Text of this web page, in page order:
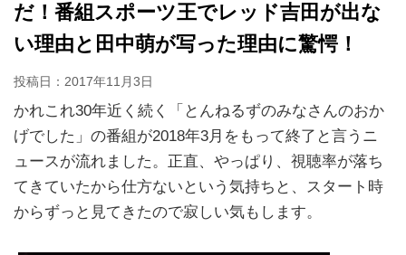
だ！番組スポーツ王でレッド吉田が出な
い理由と田中萌が写った理由に驚愕！
投稿日： 2017年11月3日
かれこれ30年近く続く「とんねるずのみなさんのおか
げでした」の番組が2018年3月をもって終了と言うニ
ュースが流れました。正直、やっぱり、視聴率が落ち
てきていたから仕方ないという気持ちと、スタート時
からずっと見てきたので寂しい気もします。